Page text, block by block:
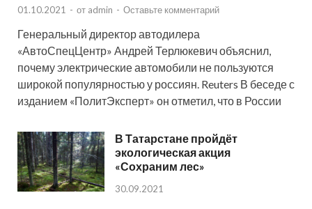
01.10.2021 - от admin - Оставьте комментарий
Генеральный директор автодилера
«АвтоСпецЦентр» Андрей Терлюкевич объяснил,
почему электрические автомобили не пользуются
широкой популярностью у россиян. Reuters В беседе с
изданием «ПолитЭксперт» он отметил, что в России
В Татарстане пройдёт
экологическая акция
«Сохраним лес»
30.09.2021